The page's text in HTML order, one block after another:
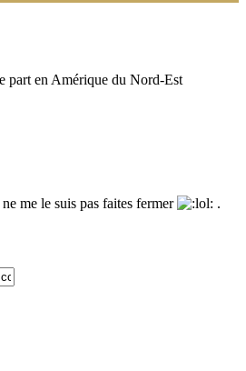
part en Amérique du Nord-Est
me le suis pas faites fermer
.